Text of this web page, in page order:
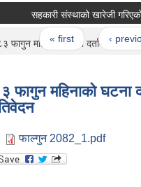
सहकारी संस्थाको खारेजी गरिएको
Pages
« first ‹ previous
here
महिनाको घटना दर्ताको वडागत
महिनाको घटना
फाल्गुन 2082_1.pdf